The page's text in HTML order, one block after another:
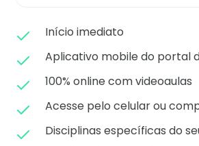
Início imediato
Aplicativo mobile do portal
100% online com videoaulas
Acesse pelo celular ou
Disciplinas específicas do